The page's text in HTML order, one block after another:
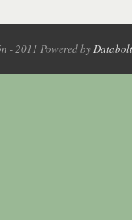
- 2011 Powered byDatabolt